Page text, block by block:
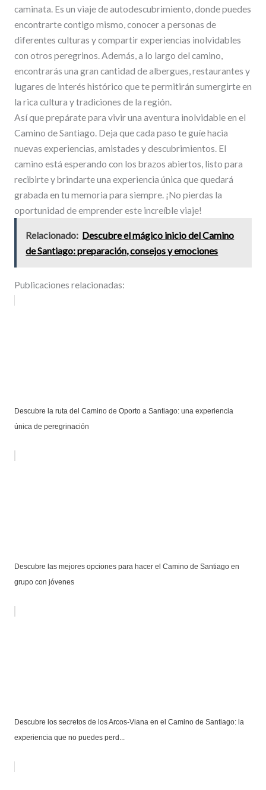
caminata. Es un viaje de autodescubrimiento, donde puedes
encontrarte contigo mismo, conocer a personas de
diferentes culturas y compartir experiencias inolvidables
con otros peregrinos. Además, a lo largo del camino,
encontrarás una gran cantidad de albergues, restaurantes y
lugares de interés histórico que te permitirán sumergirte en
la rica cultura y tradiciones de la región.
Así que prepárate para vivir una aventura inolvidable en el
Camino de Santiago. Deja que cada paso te guíe hacia
nuevas experiencias, amistades y descubrimientos. El
camino está esperando con los brazos abiertos, listo para
recibirte y brindarte una experiencia única que quedará
grabada en tu memoria para siempre. ¡No pierdas la
oportunidad de emprender este increíble viaje!
Relacionado: Descubre el mágico inicio del Camino
de Santiago: preparación, consejos y emociones
Publicaciones relacionadas:
Descubre la ruta del Camino de Oporto a Santiago: una experiencia
única de peregrinación
Descubre las mejores opciones para hacer el Camino de Santiago en
grupo con jóvenes
Descubre los secretos de los Arcos-Viana en el Camino de Santiago: la
experiencia que no puedes perd...